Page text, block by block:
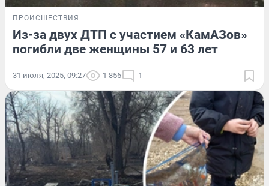
ПРОИСШЕСТВИЯ
Из-за двух ДТП с участием «КамАЗов»
погибли две женщины 57 и 63 лет
31 июля, 2025, 09:27 1 856 1